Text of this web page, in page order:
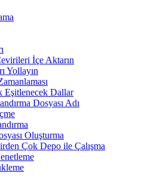
İçe Aktarın
Yollayın
Eşitlenecek Dallar
Dosyası Adı
Oluşturma
Çok Depo ile Çalışma